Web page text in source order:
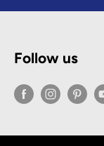
Follow us